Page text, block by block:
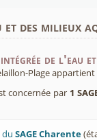
des milieux
de l'eau et
Plage
concernée par 1
duSAGE Charente